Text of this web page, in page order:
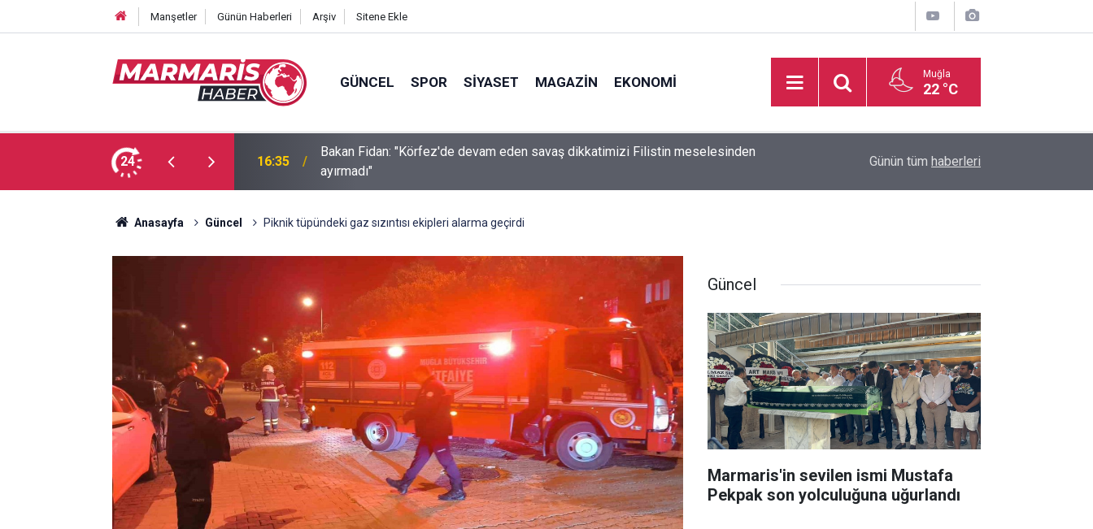
Manşetler Günün Haberleri Arşiv Sitene Ekle
GÜNCEL SPOR SIYASET MAGAZIN EKONOMI Muğla
22 °C
24
son yolculuğuna uğurlandı 16:35
Bakan Fidan: "Körfez'de devam eden savaş dikkatimizi Filistin meselesinden
ayırmadı"
Basketbol Süper Ligi’nde yeni sezonun fikstür
Günün tüm haberleri
Anasayfa Güncel Piknik tüpündeki gaz sızıntısı ekipleri alarma geçirdi
Güncel
Marmaris'in sevilen ismi Mustafa
Pekpak son yolculuğuna uğurlandı